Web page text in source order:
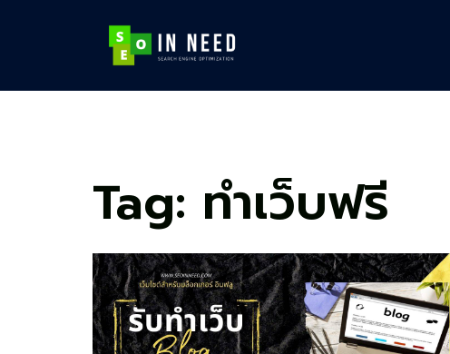
Tag: ทำเว็บฟรี